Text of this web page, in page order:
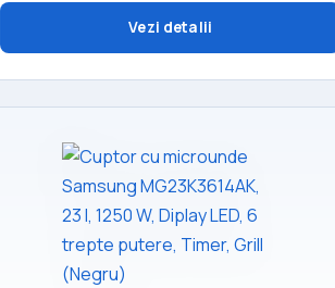
Vezi detalii